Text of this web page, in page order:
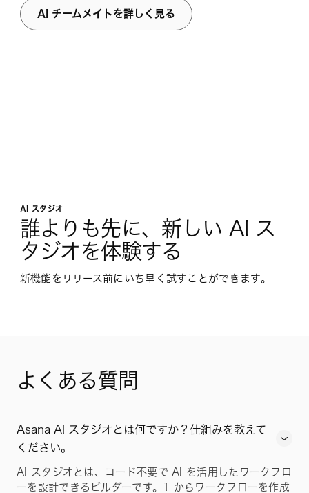
AI チームメイトを詳しく見る
AI スタジオ
誰よりも先に、新しい AI ス
タジオを体験する
新機能をリリース前にいち早く試すことができます。
よくある質問
Asana AI スタジオとは何ですか？仕組みを教えて
ください。
AI スタジオとは、コード不要で AI を活用したワークフロ
ーを設計できるビルダーです。1 からワークフローを作成